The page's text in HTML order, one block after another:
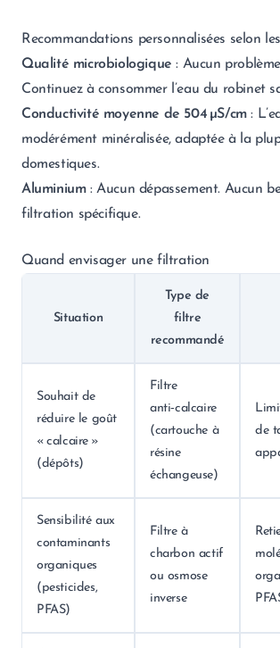
Recommandations personnalisées selon
Qualité microbiologique : Aucun
Continuez à consommer l’eau du robinet
Conductivité moyenne de 504 µS/cm:
modérément minéralisée, adaptée à la
domestiques.
Aluminium: Aucun dépassement. Aucun
filtration spécifique.
Quand envisager une filtration
Situation
Type de
filtre
recommandé
Souhait de
réduire le goût
« calcaire »
(dépôts)
Filtre
anti‑calcaire
(cartouche à
résine
échangeuse)
de
Sensibilité aux
contaminants
organiques
(pesticides,
PFAS)
Filtre à
charbon actif
ou osmose
inverse